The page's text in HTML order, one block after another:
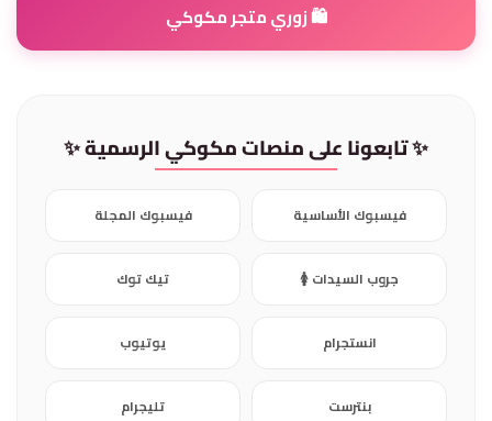
🛍️ زوري متجر مكوكي
✨ تابعونا على منصات مكوكي الرسمية ✨
فيسبوك الأساسية فيسبوك المجلة
جروب السيدات 🚺 تيك توك
انستجرام يوتيوب
بنترست تليجرام